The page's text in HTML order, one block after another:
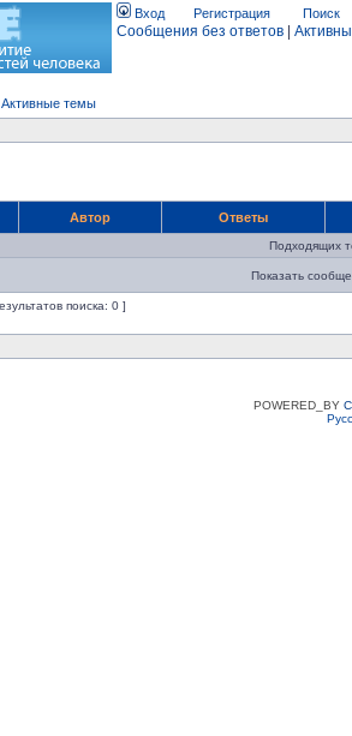
Вход Регистрация Поиск
Сообщения без ответов
Активные темы
Автор Ответы
Подходящих
Показать
поиска: 0 ]
POWERED_BY